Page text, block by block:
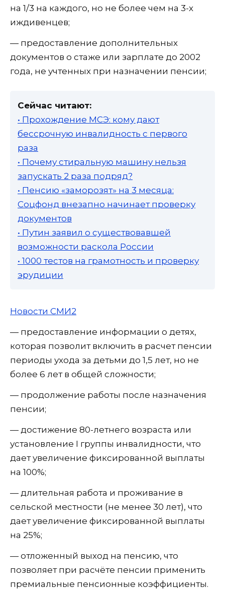
на 1/3 на каждого, но не более чем на 3-х
иждивенцев;
— предоставление дополнительных
документов о стаже или зарплате до 2002
года, не учтенных при назначении пенсии;
Сейчас читают:
• Прохождение МСЭ: кому дают
бессрочную инвалидность с первого
раза
• Почему стиральную машину нельзя
запускать 2 раза подряд?
• Пенсию «заморозят» на 3 месяца:
Соцфонд внезапно начинает проверку
документов
• Путин заявил о существовавшей
возможности раскола России
• 1000 тестов на грамотность и проверку
эрудиции
Новости СМИ2
— предоставление информации о детях,
которая позволит включить в расчет пенсии
периоды ухода за детьми до 1,5 лет, но не
более 6 лет в общей сложности;
— продолжение работы после назначения
пенсии;
— достижение 80-летнего возраста или
установление I группы инвалидности, что
дает увеличение фиксированной выплаты
на 100%;
— длительная работа и проживание в
сельской местности (не менее 30 лет), что
дает увеличение фиксированной выплаты
на 25%;
— отложенный выход на пенсию, что
позволяет при расчёте пенсии применить
премиальные пенсионные коэффициенты.